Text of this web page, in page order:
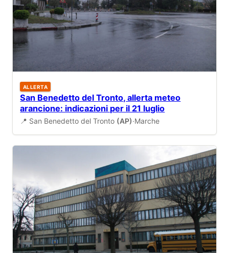
ALLERTA
San Benedetto del Tronto, allerta meteo
arancione: indicazioni per il 21 luglio
📍 San Benedetto del Tronto (AP)·Marche